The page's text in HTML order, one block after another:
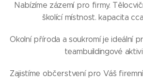
Nabízíme zázemí pro firmy.
školící místnost. kapacita
Okolní příroda a soukromí je ideální
teambuildingové
Zajistíme občerstvení pro Váš